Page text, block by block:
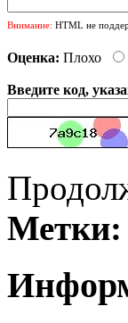
Внимание: HTML не
Оценка: Плохо
Введите код,
Метки: